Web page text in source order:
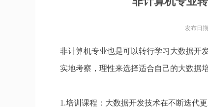
发布日
非计算机专业也是可以转行学习大数据开
实地考察，理性来选择适合自己的大数据
1.培训课程：大数据开发技术在不断迭代